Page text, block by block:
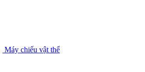
Máy chiếu vật thể